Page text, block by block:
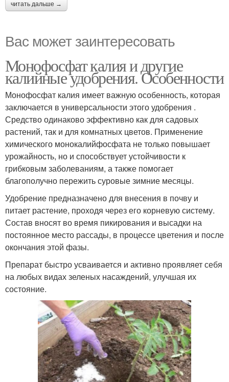
читать дальше →
Вас может заинтересовать
Монофосфат калия и другие
калийные удобрения. Особенности
Монофосфат калия имеет важную особенность, которая
заключается в универсальности этого удобрения .
Средство одинаково эффективно как для садовых
растений, так и для комнатных цветов. Применение
химического монокалийфосфата не только повышает
урожайность, но и способствует устойчивости к
грибковым заболеваниям, а также помогает
благополучно пережить суровые зимние месяцы.
Удобрение предназначено для внесения в почву и
питает растение, проходя через его корневую систему.
Состав вносят во время пикирования и высадки на
постоянное место рассады, в процессе цветения и после
окончания этой фазы.
Препарат быстро усваивается и активно проявляет себя
на любых видах зеленых насаждений, улучшая их
состояние.